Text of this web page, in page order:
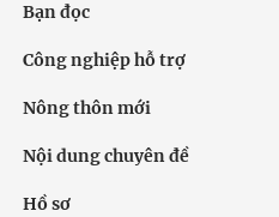
Bạn đọc
Công nghiệp hỗ trợ
Nông thôn mới
Nội dung chuyên đề
Hồ sơ